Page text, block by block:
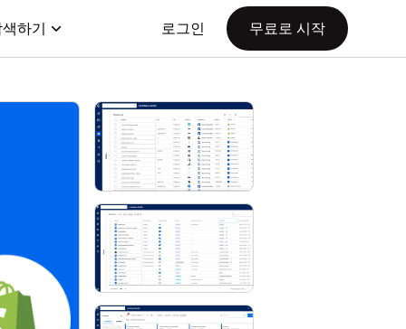
하기 로그인 무료로 시작